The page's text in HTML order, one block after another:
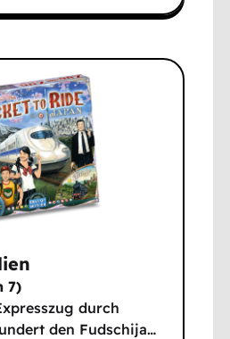
7)
durch
den Fudschija…